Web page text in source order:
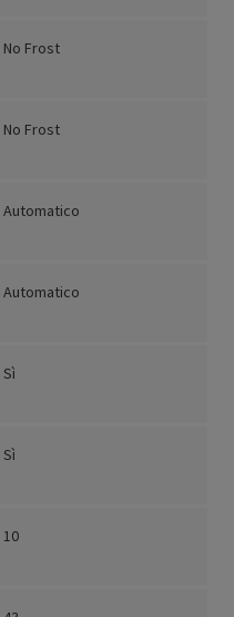
No Frost
No Frost
Automatico
Automatico
Sì
Sì
10